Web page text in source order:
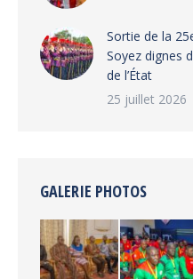
‎Sortie de la
Soyez dignes
de l’État
25 juillet 2026
GALERIE PHOTOS